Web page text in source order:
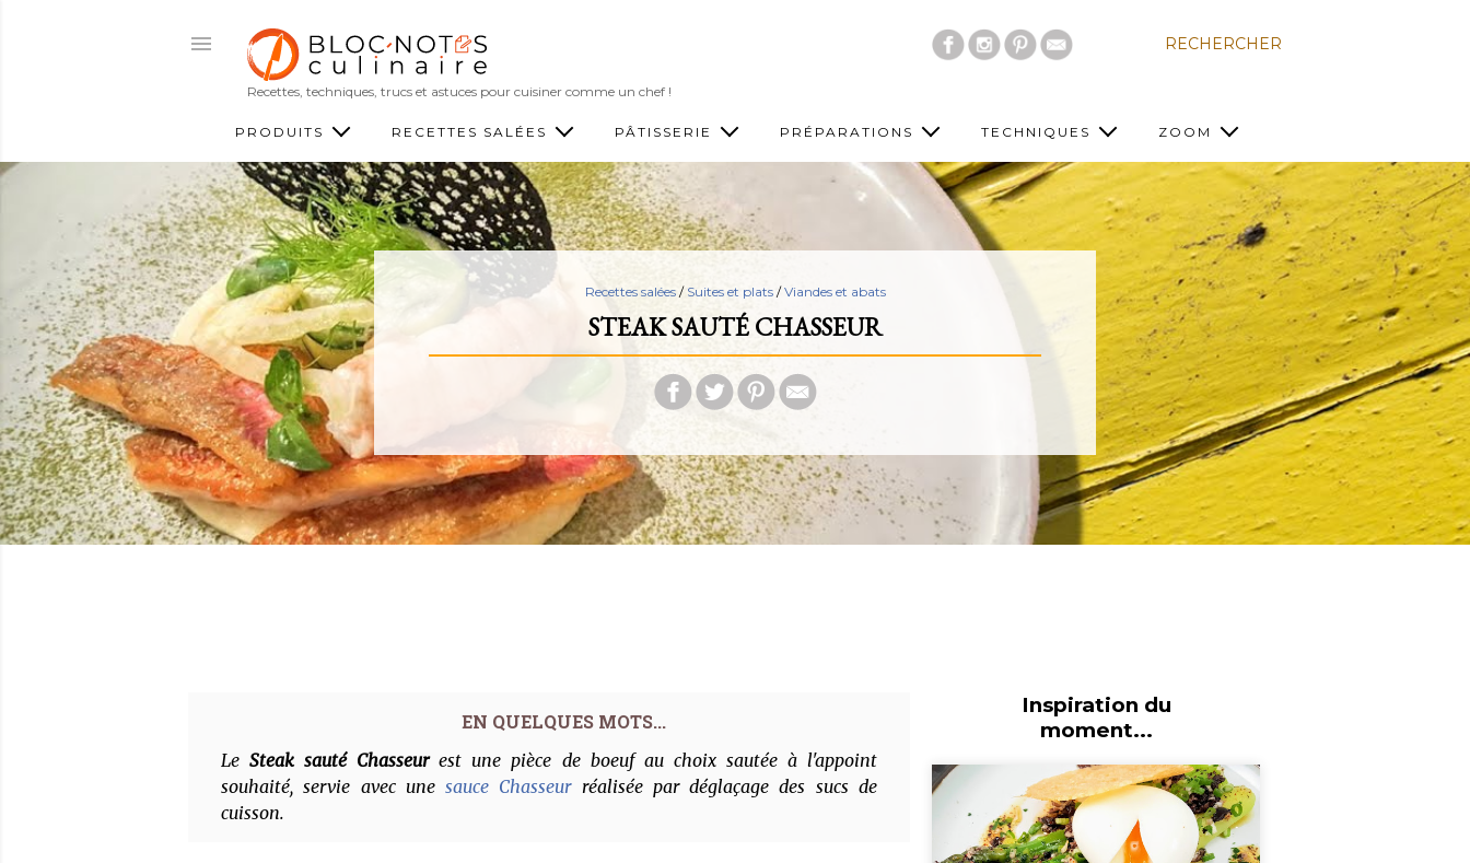
RECHERCHER
Recettes, techniques, trucs et astuces pour cuisiner comme un chef !
PRODUITS RECETTES SALÉES PÂTISSERIE PRÉPARATIONS TECHNIQUES ZOOM
Recettes salées/ Suites et plats/Viandes et abats
STEAK SAUTÉ CHASSEUR
LeSteak sauté Chasseurest une pièce de boeuf au choix sautée à l'appoint
souhaité, servie avec unesauce Chasseurréalisée par déglaçage des sucs de
cuisson.
Inspiration du
moment...